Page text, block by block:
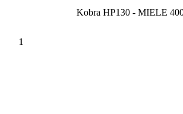
Kobra HP130 - MIELE